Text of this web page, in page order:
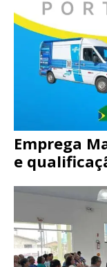
Emprega
e